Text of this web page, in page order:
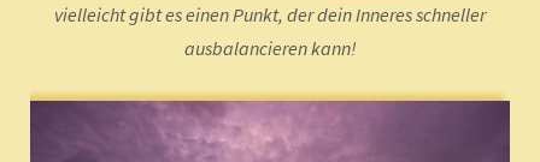
vielleicht gibt es einen Punkt, der dein Inneres schneller
ausbalancieren kann!